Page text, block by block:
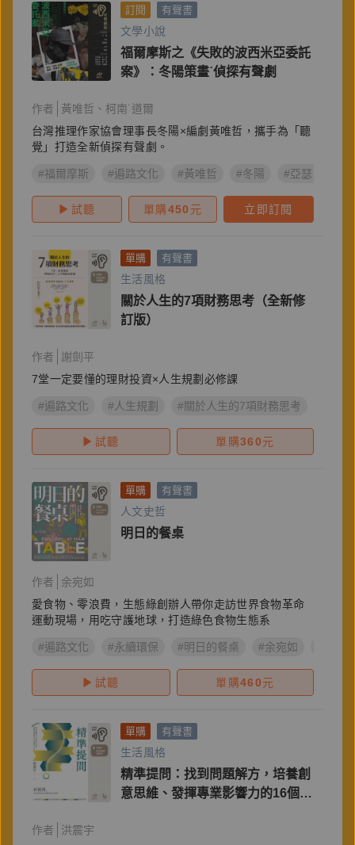
訂閱 有聲書
文學小說
福爾摩斯之《失敗的波西米亞委託
案》：冬陽策畫˙偵探有聲劇
作者 黃唯哲
柯南˙道爾
台灣推理作家協會理事長冬陽×編劇黃唯哲，攜手為「聽
覺」打造全新偵探有聲劇。
#福爾摩斯 #遍路文化 #黃唯哲 #冬陽 #亞瑟．柯南
試聽 單購450 元 立即訂閱
單購 有聲書
生活風格
關於人生的7項財務思考（全新修
訂版）
作者
謝劍平
7堂一定要懂的理財投資×人生規劃必修課
#遍路文化 #人生規劃 #關於人生的7項財務思考
試聽 單購360元
單購 有聲書
人文史哲
明日的餐桌
作者
余宛如
愛食物、零浪費，生態綠創辦人帶你走訪世界食物革命
運動現場，用吃守護地球，打造綠色食物生態系
#遍路文化 #永續環保 #明日的餐桌 #余宛如
試聽 單購460元
單購 有聲書
生活風格
精準提問：找到問題解方，培養創
意思維、發揮專業影響力的16個提
作者
洪震宇